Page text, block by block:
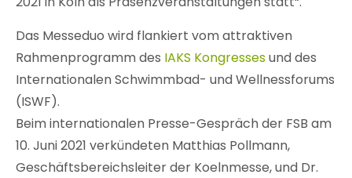
Das Messeduo wird flankiert vom attraktiven
Rahmenprogramm des IAKS Kongressesund des
Internationalen Schwimmbad- und Wellnessforums
(ISWF).
Beim internationalen Presse-Gespräch der FSB am
10. Juni 2021 verkündeten Matthias Pollmann,
Geschäftsbereichsleiter der Koelnmesse, und Dr.